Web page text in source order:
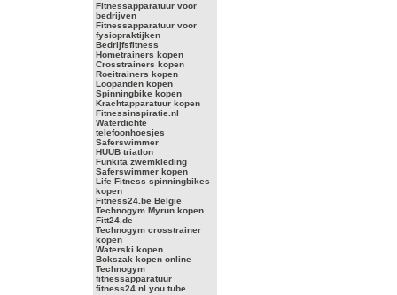
Fitnessapparatuur voor
bedrijven
Fitnessapparatuur voor
fysiopraktijken
Bedrijfsfitness
Hometrainers kopen
Crosstrainers kopen
Roeitrainers kopen
Loopanden kopen
Spinningbike kopen
Krachtapparatuur kopen
Fitnessinspiratie.nl
Waterdichte
telefoonhoesjes
Saferswimmer
HUUB triatlon
Funkita zwemkleding
Saferswimmer kopen
Life Fitness spinningbikes
kopen
Fitness24.be Belgie
Technogym Myrun kopen
Fitt24.de
Technogym crosstrainer
kopen
Waterski kopen
Bokszak kopen online
Technogym
fitnessapparatuur
fitness24.nl you tube